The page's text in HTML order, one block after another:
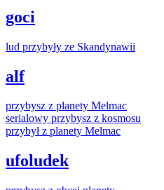
goci
lud przybyły ze Skandynawii
alf
przybysz z planety Melmac
serialowy przybysz z kosmosu
przybyłz planety Melmac
ufoludek